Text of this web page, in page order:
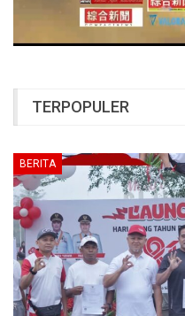
TERPOPULER
BERITA